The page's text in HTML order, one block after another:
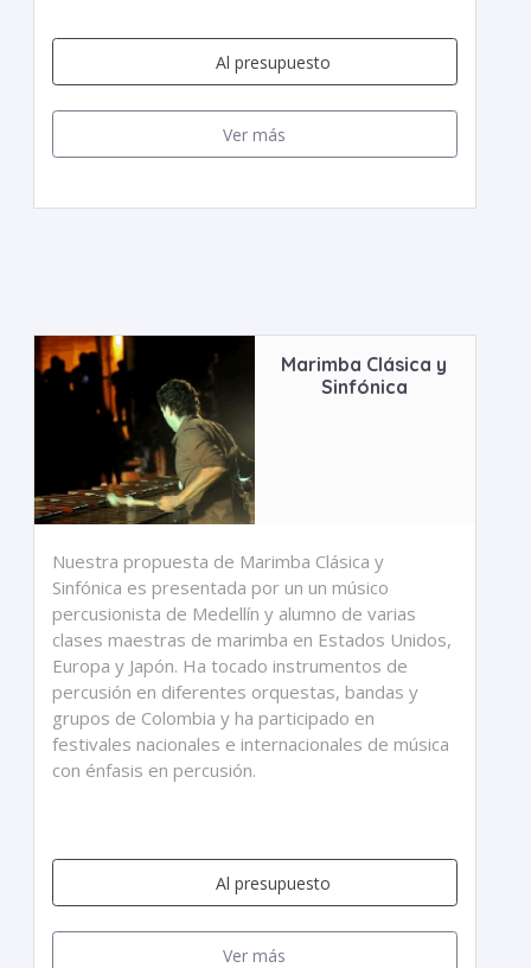
Al presupuesto
Ver más
Marimba Clásica y
Sinfónica
Nuestra propuesta de Marimba Clásica y
Sinfónica es presentada por un un músico
percusionista de Medellín y alumno de varias
clases maestras de marimba en Estados Unidos,
Europa y Japón. Ha tocado instrumentos de
percusión en diferentes orquestas, bandas y
grupos de Colombia y ha participado en
festivales nacionales e internacionales de música
con énfasis en percusión.
Al presupuesto
Ver más